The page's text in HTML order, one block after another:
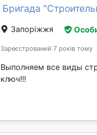
Бригада
Запоріжжя
Зареєстрований 7 років тому
Выполняем все виды
ключ!!!